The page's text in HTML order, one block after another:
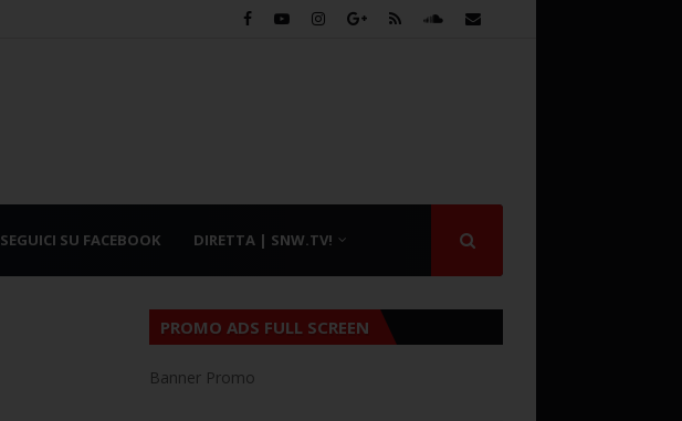
SEGUICI SU FACEBOOK DIRETTA | SNW.TV!
PROMO ADS FULL SCREEN
Banner Promo